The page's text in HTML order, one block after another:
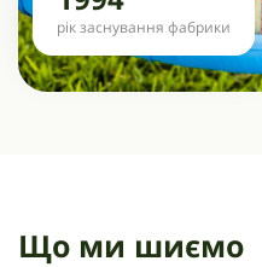
рік заснування фабрики
Що ми шиємо